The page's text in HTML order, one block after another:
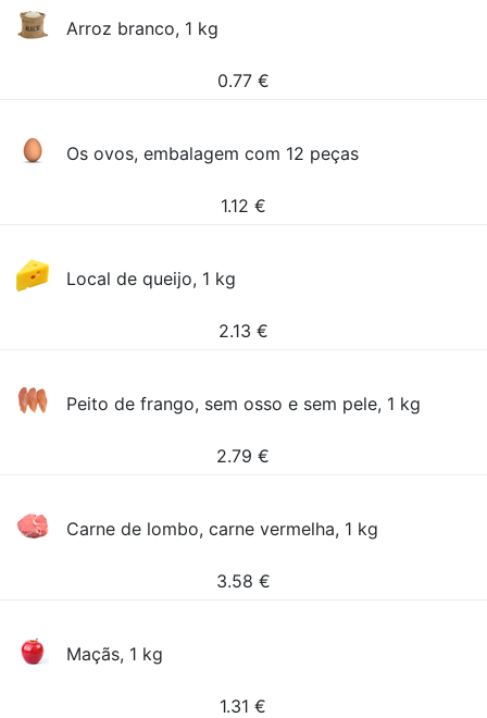
Arroz branco, 1 kg
0.77 €
Os ovos, embalagem com 12 peças
1.12 €
Local de queijo, 1 kg
2.13 €
Peito de frango, sem osso e sem pele, 1 kg
2.79 €
Carne de lombo, carne vermelha, 1 kg
3.58 €
Maçãs, 1 kg
1.31 €